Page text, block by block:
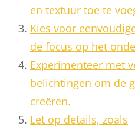
en textuur toe te
Kies voor
de focus op het
Experimenteer met
belichtingen om de
creëren.
Let op details, zoals